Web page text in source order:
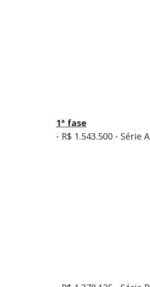
1ª fase
- R$ 1.543.500 - Série A